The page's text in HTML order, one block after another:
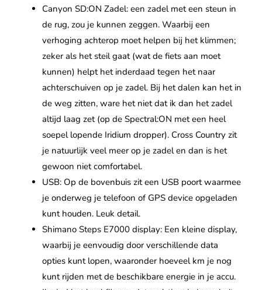
Canyon SD:ON Zadel: een zadel met een steun in
de rug, zou je kunnen zeggen. Waarbij een
verhoging achterop moet helpen bij het klimmen;
zeker als het steil gaat (wat de fiets aan moet
kunnen) helpt het inderdaad tegen het naar
achterschuiven op je zadel. Bij het dalen kan het in
de weg zitten, ware het niet dat ik dan het zadel
altijd laag zet (op de Spectral:ON met een heel
soepel lopende Iridium dropper). Cross Country zit
je natuurlijk veel meer op je zadel en dan is het
gewoon niet comfortabel.
USB: Op de bovenbuis zit een USB poort waarmee
je onderweg je telefoon of GPS device opgeladen
kunt houden. Leuk detail.
Shimano Steps E7000 display: Een kleine display,
waarbij je eenvoudig door verschillende data
opties kunt lopen, waaronder hoeveel km je nog
kunt rijden met de beschikbare energie in je accu.